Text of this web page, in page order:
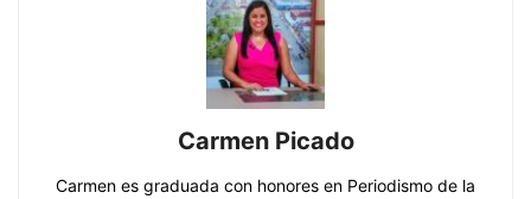
Carmen Picado
Carmen es graduada con honores en Periodismo de la